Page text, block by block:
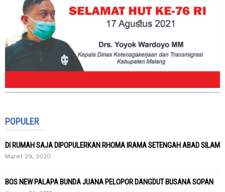
POPULER
DI RUMAH SAJA DIPOPULERKAN RHOMA IRAMA SETENGAH ABAD SILAM
Maret 29, 2020
BOS NEW PALAPA BUNDA JUANA PELOPOR DANGDUT BUSANA SOPAN